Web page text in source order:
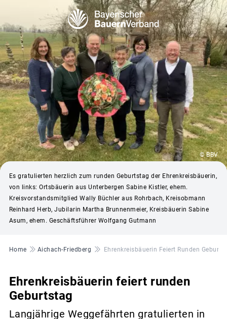
© BBV
Es gratulierten herzlich zum runden Geburtstag der Ehrenkreisbäuerin,
von links: Ortsbäuerin aus Unterbergen Sabine Kistler, ehem.
Kreisvorstandsmitglied Wally Büchler aus Rohrbach, Kreisobmann
Reinhard Herb, Jubilarin Martha Brunnenmeier, Kreisbäuerin Sabine
Asum, ehem. Geschäftsführer Wolfgang Gutmann
Pfadnavigation
Home Aichach-Friedberg Ehrenkreisbäuerin Feiert Runden
Ehrenkreisbäuerin feiert runden
Geburtstag
Langjährige Weggefährten gratulierten in